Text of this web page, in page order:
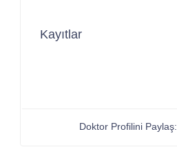
Kayıtlar
Doktor Profilini Paylaş: